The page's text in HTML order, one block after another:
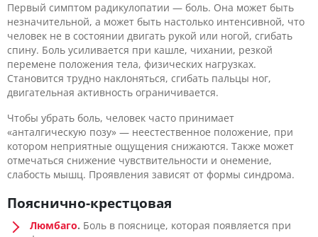
Первый симптом радикулопатии — боль. Она может быть
незначительной, а может быть настолько интенсивной, что
человек не в состоянии двигать рукой или ногой, сгибать
спину. Боль усиливается при кашле, чихании, резкой
перемене положения тела, физических нагрузках.
Становится трудно наклоняться, сгибать пальцы ног,
двигательная активность ограничивается.
Чтобы убрать боль, человек часто принимает
«анталгическую позу» — неестественное положение, при
котором неприятные ощущения снижаются. Также может
отмечаться снижение чувствительности и онемение,
слабость мышц. Проявления зависят от формы синдрома.
Пояснично-крестцовая
Люмбаго. Боль в пояснице, которая появляется при